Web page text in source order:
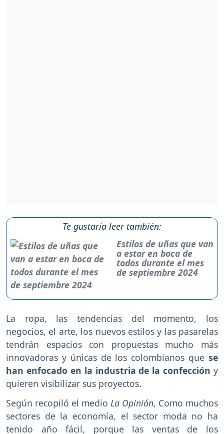
Te gustaría leer también:
Estilos de uñas que van
a estar en boca de
todos durante el mes
de septiembre 2024
La ropa, las tendencias del momento, los
negocios, el arte, los nuevos estilos y las pasarelas
tendrán espacios con propuestas mucho más
innovadoras y únicas de los colombianos que se
han enfocado en la industria de la confección y
quieren visibilizar sus proyectos.
Según recopiló el medio La Opinión, Como muchos
sectores de la economía, el sector moda no ha
tenido año fácil, porque las ventas de los